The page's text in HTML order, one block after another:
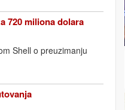
720 miliona dolara
Shell o preuzimanju